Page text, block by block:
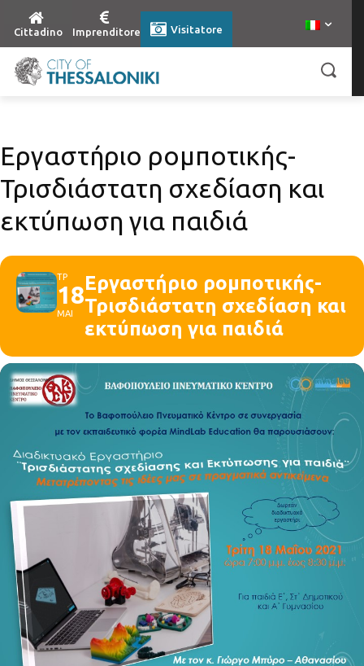
Cittadino Imprenditore Visitatore
Εργαστήριο ρομποτικής-
Τρισδιάστατη σχεδίαση και
εκτύπωση για παιδιά
ΤΡ
18
ΜΑΙ
Εργαστήριο ρομποτικής-
Τρισδιάστατη σχεδίαση και
εκτύπωση για παιδιά